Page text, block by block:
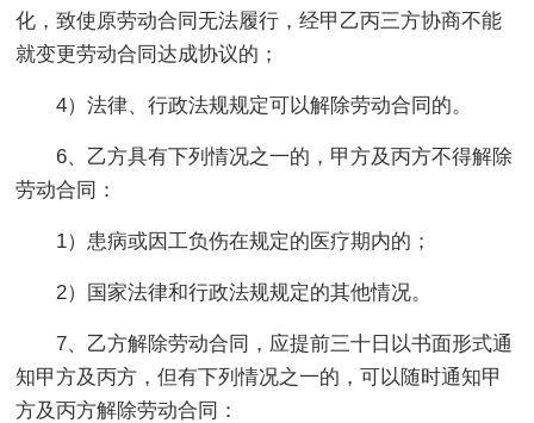
化，致使原劳动合同无法履行，经甲乙丙三方协商不能
就变更劳动合同达成协议的；
4）法律、行政法规规定可以解除劳动合同的。
6、乙方具有下列情况之一的，甲方及丙方不得解除
劳动合同：
1）患病或因工负伤在规定的医疗期内的；
2）国家法律和行政法规规定的其他情况。
7、乙方解除劳动合同，应提前三十日以书面形式通
知甲方及丙方，但有下列情况之一的，可以随时通知甲
方及丙方解除劳动合同：